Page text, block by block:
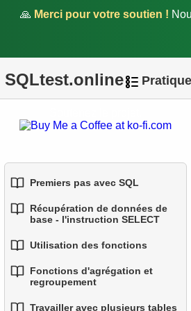
🙏 Merci pour votre soutien !
SQLtest.online Pratique
Premiers pas avec SQL
1.Introduction aux bases de
données
3.Concepts des bases
Récupération de données de
base - l'instruction SELECT
1.Sélectionner des données
d'une table
Utilisation des fonctions
1.Fonctions SQL intégrées
2.Fonctions de chaîne
Fonctions d'agrégation et
regroupement
Travailler avec plusieurs tables